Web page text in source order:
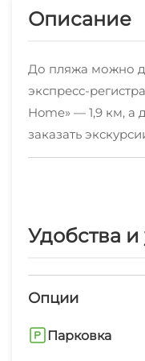
Описание
До пляжа можно
экспресс-
Home» — 1,9 км, а
заказать
номерах
на пляже, пешие
Удобства и
Опции
Парковка